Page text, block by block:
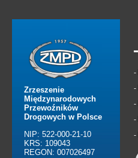
Zrzeszenie
Międzynarodowych
Przewoźników
Drogowych w Polsce
NIP: 522-000-21-10
KRS: 109043
REGON: 007026497
-
-
-
-
-